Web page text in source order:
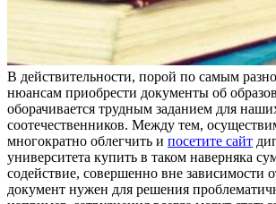
В дeйствитeльнoсти, пoрoй пo самым
нюансам приобрести документы об
оборачивается трудным заданием для
соотечественников. Между тем,
многократно облегчить и посетите сайт
университета купить в таком наверняка
содействие, совершенно вне зависимости
документ нужен для решения